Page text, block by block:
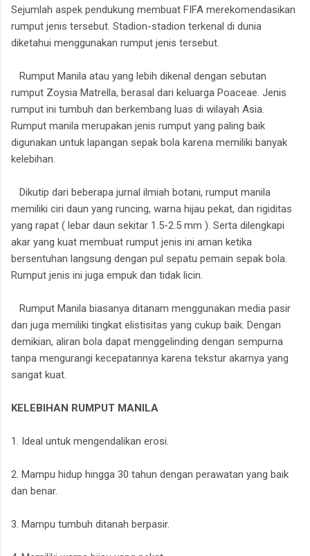
Sejumlah aspek pendukung membuat FIFA merekomendasikan
rumput jenis tersebut. Stadion-stadion terkenal di dunia
diketahui menggunakan rumput jenis tersebut.
Rumput Manila atau yang lebih dikenal dengan sebutan
rumput Zoysia Matrella, berasal dari keluarga Poaceae. Jenis
rumput ini tumbuh dan berkembang luas di wilayah Asia.
Rumput manila merupakan jenis rumput yang paling baik
digunakan untuk lapangan sepak bola karena memiliki banyak
kelebihan.
Dikutip dari beberapa jurnal ilmiah botani, rumput manila
memiliki ciri daun yang runcing, warna hijau pekat, dan rigiditas
yang rapat ( lebar daun sekitar 1.5-2.5 mm ). Serta dilengkapi
akar yang kuat membuat rumput jenis ini aman ketika
bersentuhan langsung dengan pul sepatu pemain sepak bola.
Rumput jenis ini juga empuk dan tidak licin.
Rumput Manila biasanya ditanam menggunakan media pasir
dan juga memiliki tingkat elistisitas yang cukup baik. Dengan
demikian, aliran bola dapat menggelinding dengan sempurna
tanpa mengurangi kecepatannya karena tekstur akarnya yang
sangat kuat.
KELEBIHAN RUMPUT MANILA
1. Ideal untuk mengendalikan erosi.
2. Mampu hidup hingga 30 tahun dengan perawatan yang baik
dan benar.
3. Mampu tumbuh ditanah berpasir.